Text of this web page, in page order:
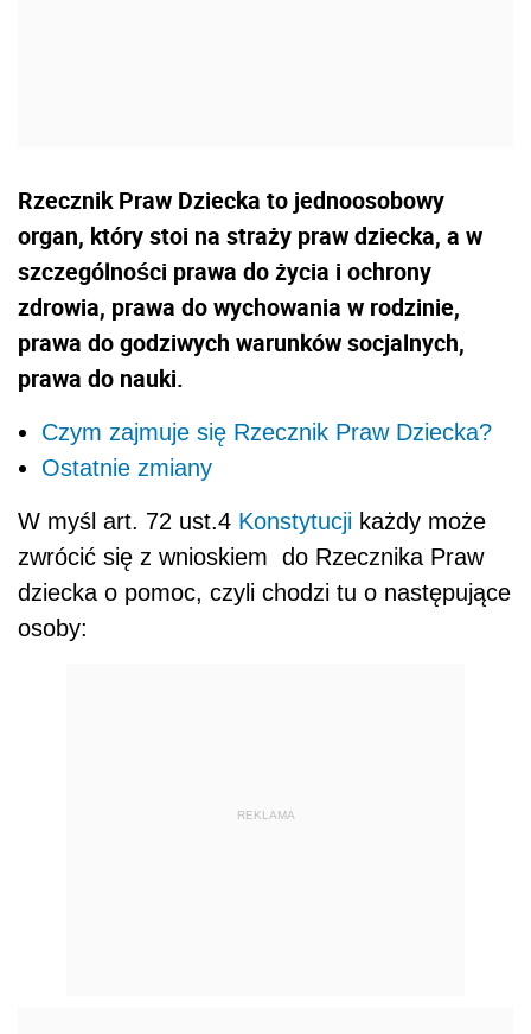
Rzecznik Praw Dziecka to jednoosobowy
organ, który stoi na straży praw dziecka, a w
szczególności prawa do życia i ochrony
zdrowia, prawa do wychowania w rodzinie,
prawa do godziwych warunków socjalnych,
prawa do nauki.
Czym zajmuje się Rzecznik Praw Dziecka?
Ostatnie zmiany
W myśl art. 72 ust.4 Konstytucji każdy może
zwrócić się z wnioskiem do Rzecznika Praw
dziecka o pomoc, czyli chodzi tu o następujące
osoby:
REKLAMA